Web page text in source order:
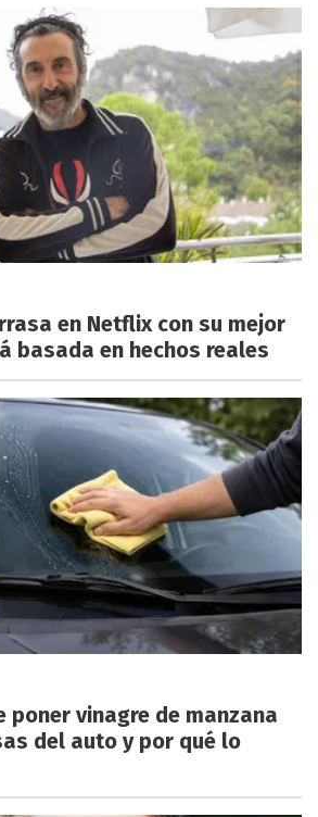
en Netflix con su mejor
basada en hechos reales
poner vinagre de manzana
del auto y por qué lo